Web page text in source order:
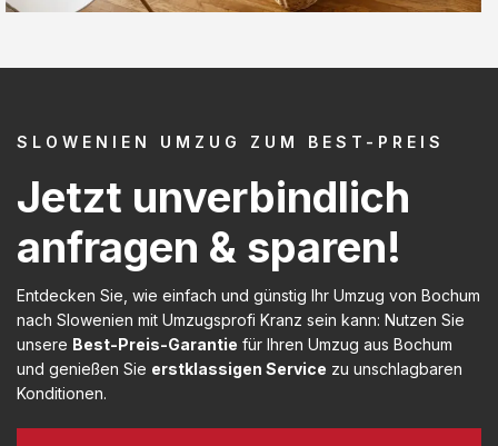
SLOWENIEN UMZUG ZUM BEST-PREIS
Jetzt unverbindlich
anfragen & sparen!
Entdecken Sie, wie einfach und günstig Ihr Umzug von Bochum
nach Slowenien mit Umzugsprofi Kranz sein kann: Nutzen Sie
unsere Best-Preis-Garantie für Ihren Umzug aus Bochum
und genießen Sie erstklassigen Service zu unschlagbaren
Konditionen.